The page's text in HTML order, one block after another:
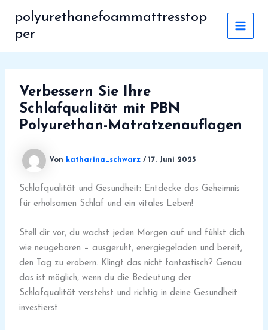
Inhalt
springen
polyurethanefoammattresstop
per
Verbessern Sie Ihre
Schlafqualität mit PBN
Polyurethan-Matratzenauflagen
Von katharina_schwarz/17. Juni 2025
Schlafqualität und Gesundheit: Entdecke das Geheimnis
für erholsamen Schlaf und ein vitales Leben!
Stell dir vor, du wachst jeden Morgen auf und fühlst dich
wie neugeboren – ausgeruht, energiegeladen und bereit,
den Tag zu erobern. Klingt das nicht fantastisch? Genau
das ist möglich, wenn du die Bedeutung der
Schlafqualität verstehst und richtig in deine Gesundheit
investierst.